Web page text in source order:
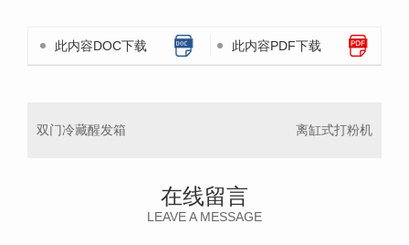
此内容DOC下载 此内容PDF下载
双门冷藏醒发箱 离缸式打粉机
在线留言
LEAVE A MESSAGE